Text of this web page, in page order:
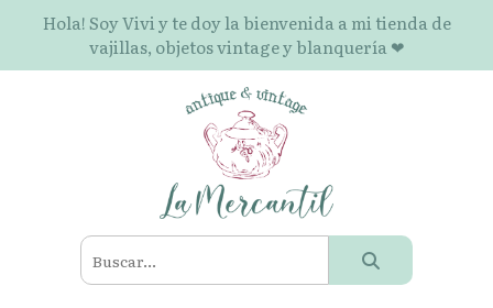
Hola! Soy Vivi y te doy la bienvenida a mi tienda de
vajillas, objetos vintage y blanquería ❤